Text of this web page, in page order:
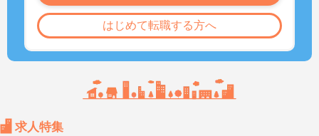
はじめて転職する方へ
求人特集